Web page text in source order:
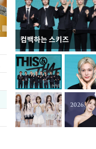
컴백하는 스키즈
지석천 뒤덮은 개구리밥